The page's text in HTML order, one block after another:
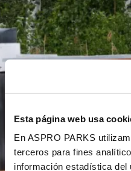
Esta página web usa
En ASPRO PARKS
terceros para fines
información estadística del